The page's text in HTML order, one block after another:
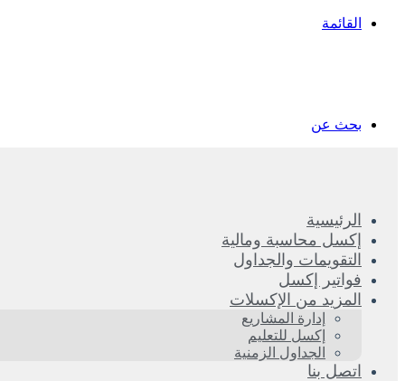
القائمة
بحث عن
الرئيسية
إكسل محاسبة ومالية
التقويمات والجداول
فواتير إكسل
المزيد من الإكسلات
إدارة المشاريع
إكسل للتعليم
الجداول الزمنية
اتصل بنا